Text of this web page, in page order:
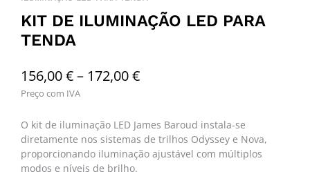
KIT DE ILUMINAÇÃO LED PARA
TENDA
156,00€– 172,00€Price
156,00 €
through
172,00 €
Preço com IVA
O kit de iluminação LED James Baroud instala-se
diretamente nos sistemas de trilhos Odyssey e Nova,
proporcionando iluminação ajustável com múltiplos
modos e níveis de brilho.